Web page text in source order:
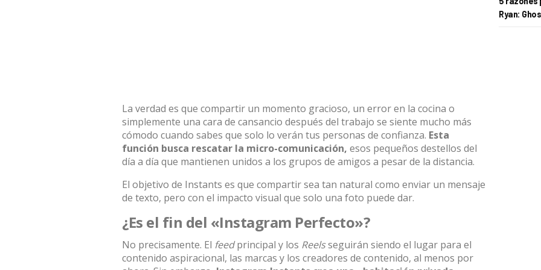
La verdad es que compartir un momento gracioso, un error en la cocina o
simplemente una cara de cansancio después del trabajo se siente mucho más
cómodo cuando sabes que solo lo verán tus personas de confianza. Esta
función busca rescatar la micro-comunicación, esos pequeños destellos del
día a día que mantienen unidos a los grupos de amigos a pesar de la distancia.
El objetivo de Instants es que compartir sea tan natural como enviar un mensaje
de texto, pero con el impacto visual que solo una foto puede dar.
¿Es el fin del «Instagram Perfecto»?
No precisamente. El feedprincipal y los Reelsseguirán siendo el lugar para el
contenido aspiracional, las marcas y los creadores de contenido, al menos por
Ryan: